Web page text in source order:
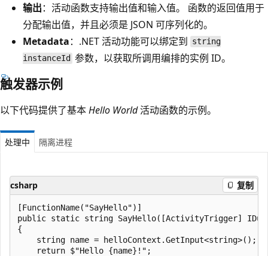
输出：活动函数支持输出值和输入值。 函数的返回值用于
分配输出值，并且必须是 JSON 可序列化的。
Metadata：.NET 活动功能可以绑定到 string
instanceId 参数，以获取所调用编排的实例 ID。
触发器示例
以下代码提供了基本Hello World活动函数的示例。
处理中 隔离进程
csharp 复制
[FunctionName("SayHello")]
public static string SayHello([ActivityTrigger]
{
    string name = helloContext.GetInput<string>();
    return $"Hello {name}!";